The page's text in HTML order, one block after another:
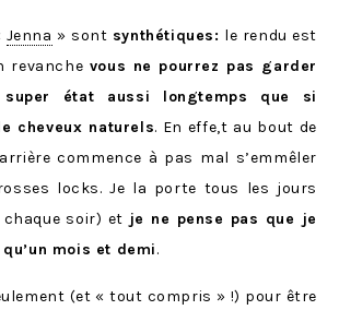
Jenna » sont synthétiques: le rendu est
revanche vous ne pourrez pas garder
état aussi longtemps que si
cheveux naturels. En effe,t au bout de
commence à pas mal s’emmêler
locks. Je la porte tous les jours
chaque soir) et je ne pense pas que je
mois et demi.
(et « tout compris » !) pour être